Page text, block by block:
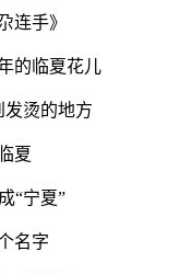
连手》
的临夏花儿
发烫的地方
夏
“宁夏”
名字